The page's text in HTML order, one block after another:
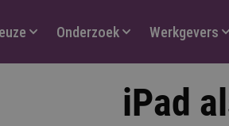
Onderzoek Werkgevers
iPad